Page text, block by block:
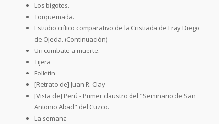
Los bigotes.
Torquemada.
Estudio crítico comparativo de la Cristiada de Fray Diego
de Ojeda. (Continuación)
Un combate a muerte.
Tijera
Folletín
[Retrato de] Juan R. Clay
[Vista de] Perú - Primer claustro del "Seminario de San
Antonio Abad" del Cuzco.
La semana